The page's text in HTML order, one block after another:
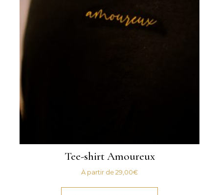
Tee-shirt Amoureux
À partir de29,00€
Ce produit a